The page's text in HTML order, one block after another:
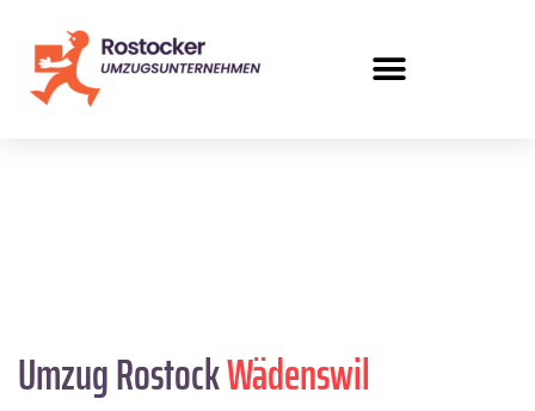
Umzug RostockWädenswil